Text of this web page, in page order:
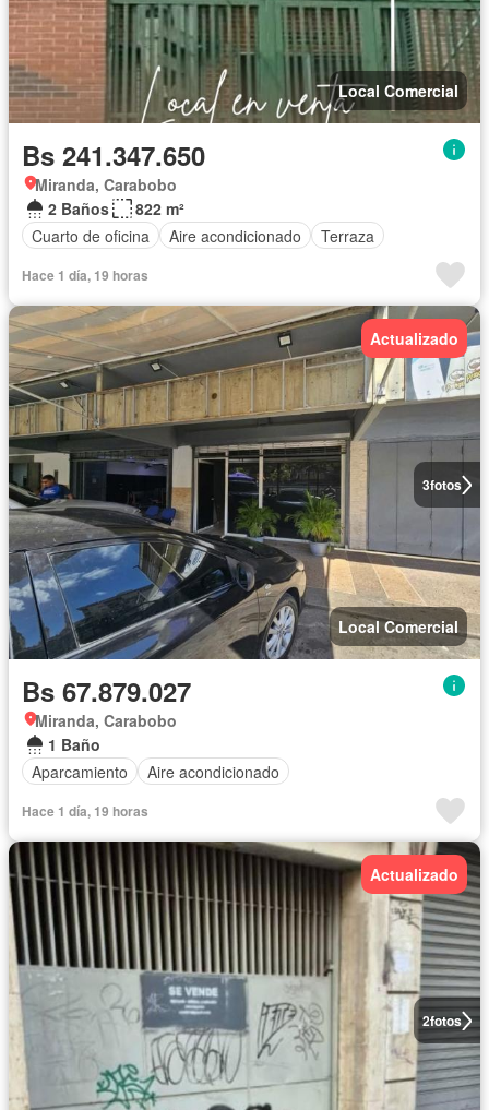
Local Comercial
Bs 241.347.650
Miranda, Carabobo
2 Baños
822 m²
Cuarto de oficina
Aire acondicionado Terraza
Hace 1 día, 19 horas
3fotos
Actualizado
Local Comercial
Bs 67.879.027
Miranda, Carabobo
1 Baño
Aparcamiento
Aire acondicionado
Hace 1 día, 19 horas
2fotos
Actualizado